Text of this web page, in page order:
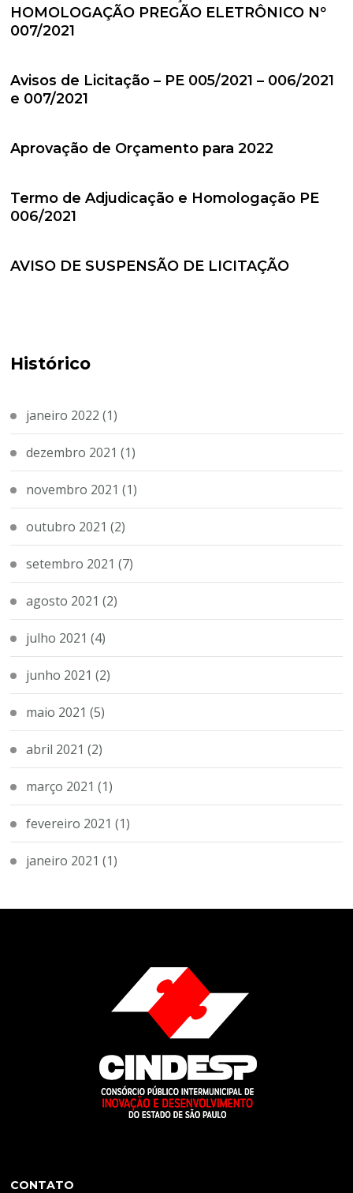
HOMOLOGAÇÃO PREGÃO ELETRÔNICO Nº
007/2021
Avisos de Licitação – PE 005/2021 – 006/2021
e 007/2021
Aprovação de Orçamento para 2022
Termo de Adjudicação e Homologação PE
006/2021
AVISO DE SUSPENSÃO DE LICITAÇÃO
Histórico
janeiro 2022 (1)
dezembro 2021 (1)
novembro 2021 (1)
outubro 2021 (2)
setembro 2021 (7)
agosto 2021 (2)
julho 2021 (4)
junho 2021 (2)
maio 2021 (5)
abril 2021 (2)
março 2021 (1)
fevereiro 2021 (1)
janeiro 2021 (1)
CONTATO